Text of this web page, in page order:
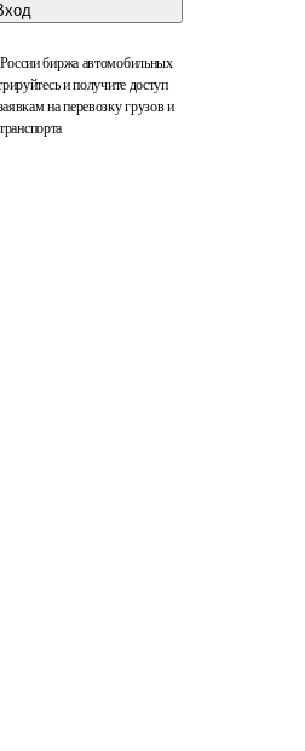
биржа автомобильных
и получите доступ
на перевозку грузов и